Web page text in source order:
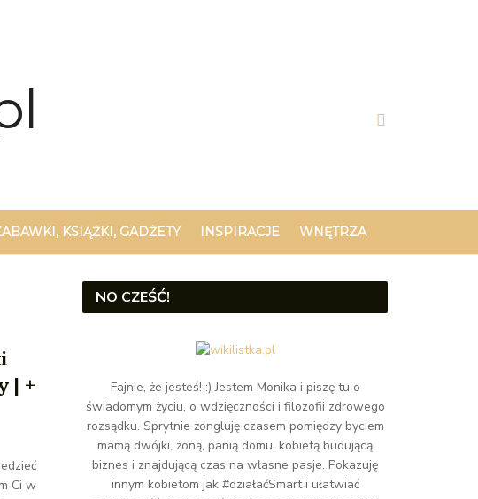
KSIĄŻKI, GADŻETY INSPIRACJE WNĘTRZA
| +
Ci w
NO CZEŚĆ!
Fajnie, że jesteś! :) Jestem Monika i piszę tu o
świadomym życiu, o wdzięczności i filozofii zdrowego
rozsądku. Sprytnie żongluję czasem pomiędzy byciem
mamą dwójki, żoną, panią domu, kobietą budującą
biznes i znajdującą czas na własne pasje. Pokazuję
innym kobietom jak #działaćSmart i ułatwiać